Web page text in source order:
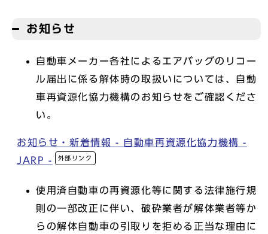
お知らせ
自動車メーカー各社によるエアバッグのリコー
ル届出に係る解体時の取扱いについては、自動
車再資源化協力機構のお知らせをご確認くださ
い。
お知らせ・新着情報 - 自動車再資源化協力機構 -
JARP -
外部リンク
使用済自動車の再資源化等に関する法律施行規
則の一部改正に伴い、破砕業者が解体業者等か
らの解体自動車の引取りを拒める正当な理由に